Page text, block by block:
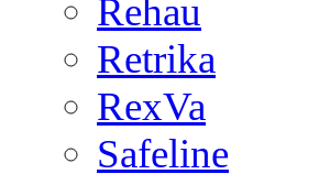
Rehau
Retrika
RexVa
Safeline